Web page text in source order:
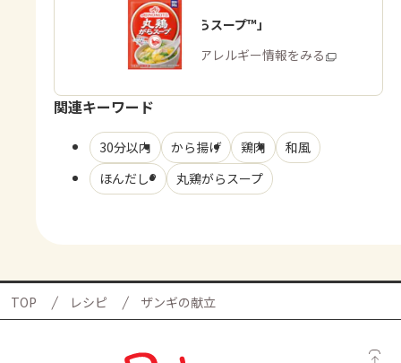
「丸鶏がらスープ™」
商品・アレルギー情報をみる
関連キーワード
30分以内 から揚げ 鶏肉
和風
ほんだし®
丸鶏がらスープ
TOP レシピ ザンギの献立